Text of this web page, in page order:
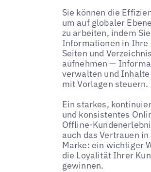
Sie können die
um auf globaler
zu arbeiten, indem
Informationen in Ihre
Seiten und
aufnehmen —
verwalten und
mit Vorlagen steuern.
Ein starkes,
und konsistentes
Offline-
auch das Vertrauen
Marke: ein wichtiger
die Loyalität Ihrer
gewinnen.